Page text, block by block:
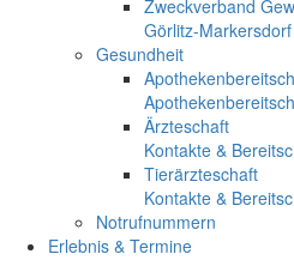
Zweckverband
Görlitz-
Gesundheit
Ärzteschaft
Kontakte &
Tierärzteschaft
Kontakte &
Notrufnummern
Erlebnis & Termine